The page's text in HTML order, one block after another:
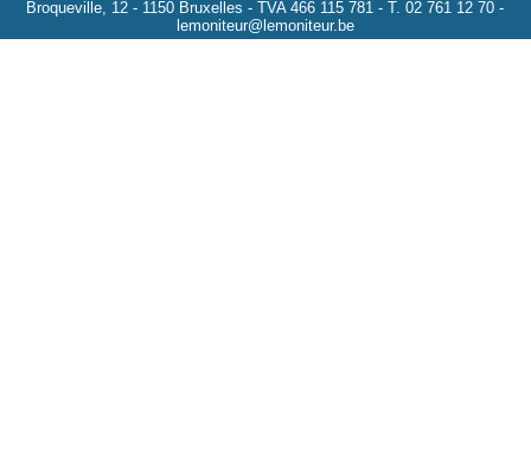
Broqueville, 12 - 1150 Bruxelles - TVA 466 115 781 - T. 02 761 12 70 -
lemoniteur@lemoniteur.be